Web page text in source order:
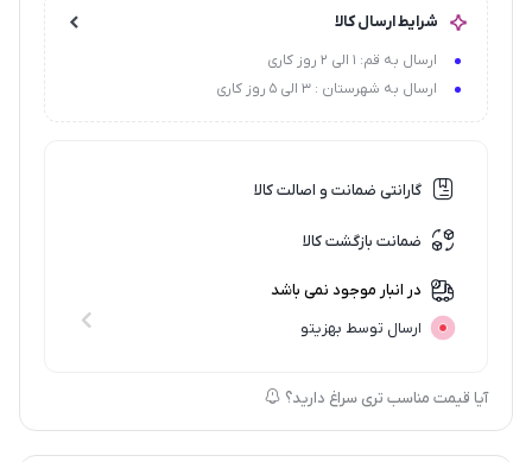
شرایط ارسال کالا
ارسال به قم: 1 الی 2 روز کاری
ارسال به شهرستان : 3 الی 5 روز کاری
گارانتی ضمانت و اصالت کالا
ضمانت بازگشت کالا
در انبار موجود نمی باشد
ارسال توسط بهزیتو
آیا قیمت مناسب تری سراغ دارید؟